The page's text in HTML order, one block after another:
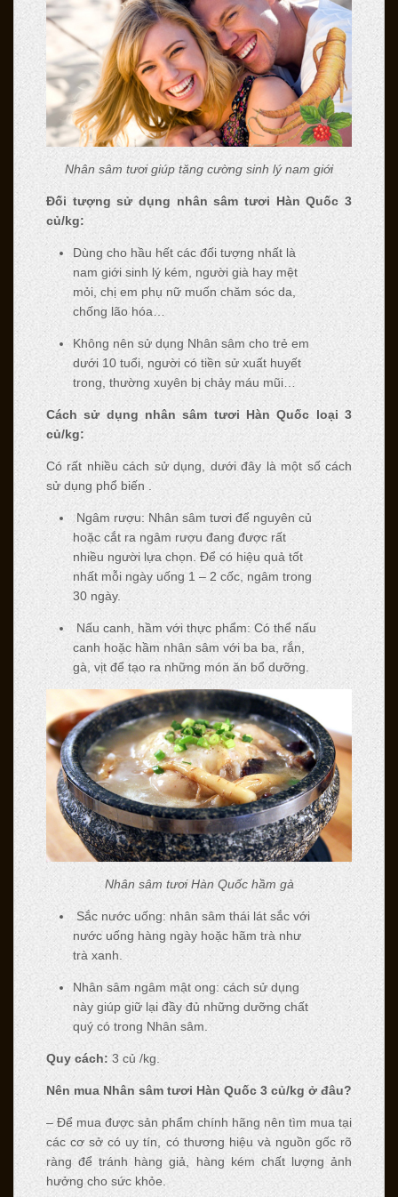
Nhân sâm tươi giúp tăng cường sinh lý nam giới
Đối tượng sử dụng nhân sâm tươi Hàn Quốc 3
củ/kg:
Dùng cho hầu hết các đối tượng nhất là
nam giới sinh lý kém, người già hay mệt
mỏi, chị em phụ nữ muốn chăm sóc da,
chống lão hóa…
Không nên sử dụng Nhân sâm cho trẻ em
dưới 10 tuổi, người có tiền sử xuất huyết
trong, thường xuyên bị chảy máu mũi…
Cách sử dụng nhân sâm tươi Hàn Quốc loại 3
củ/kg:
Có rất nhiều cách sử dụng, dưới đây là một số cách
sử dụng phổ biến .
Ngâm rượu: Nhân sâm tươi để nguyên củ
hoặc cắt ra ngâm rượu đang được rất
nhiều người lựa chọn. Để có hiệu quả tốt
nhất mỗi ngày uống 1 – 2 cốc, ngâm trong
30 ngày.
Nấu canh, hầm với thực phẩm: Có thể nấu
canh hoặc hầm nhân sâm với ba ba, rắn,
gà, vịt để tạo ra những món ăn bổ dưỡng.
Nhân sâm tươi Hàn Quốc hầm gà
Sắc nước uống: nhân sâm thái lát sắc với
nước uống hàng ngày hoặc hãm trà như
trà xanh.
Nhân sâm ngâm mật ong: cách sử dụng
này giúp giữ lại đầy đủ những dưỡng chất
quý có trong Nhân sâm.
Quy cách:3 củ /kg.
Nên mua Nhân sâm tươi Hàn Quốc 3 củ/kg ở đâu?
– Để mua được sản phẩm chính hãng nên tìm mua tại
các cơ sở có uy tín, có thương hiệu và nguồn gốc rõ
ràng để tránh hàng giả, hàng kém chất lượng ảnh
hưởng cho sức khỏe.